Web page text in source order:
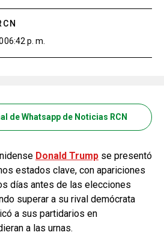
06:42 p. m.
de Whatsapp de Noticias RCN
Donald Trump se presentó
estados clave, con apariciones
días antes de las elecciones
superar a su rival demócrata
a sus partidarios en
a las urnas.